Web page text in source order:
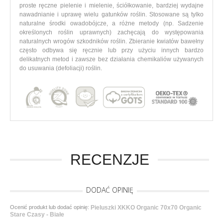
proste ręczne pielenie i mielenie, ściółkowanie, bardziej wydajne
nawadnianie i uprawę wielu gatunków roślin. Stosowane są tylko
naturalne środki owadobójcze, a różne metody (np. Sadzenie
określonych roślin uprawnych) zachęcają do występowania
naturalnych wrogów szkodników roślin. Zbieranie kwiatów bawełny
często odbywa się ręcznie lub przy użyciu innych bardzo
delikatnych metod i zawsze bez działania chemikaliów używanych
do usuwania (defoliacji) roślin.
RECENZJE
DODAĆ OPINIĘ
Ocenić produkt lub dodać opinię: Pieluszki XKKO Organic 70x70 Organic
Stare Czasy - Białe